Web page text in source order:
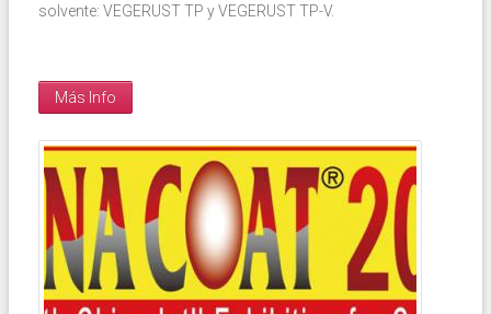
solvente: VEGERUST TP y VEGERUST TP-V.
Más Info